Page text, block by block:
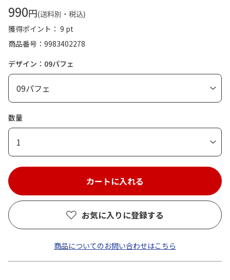
990円(送料別・税込)
獲得ポイント： 9 pt
商品番号
9983402278
デザイン：09パフェ
数量
1
お気に入りに登録する
商品についてのお問い合わせはこちら